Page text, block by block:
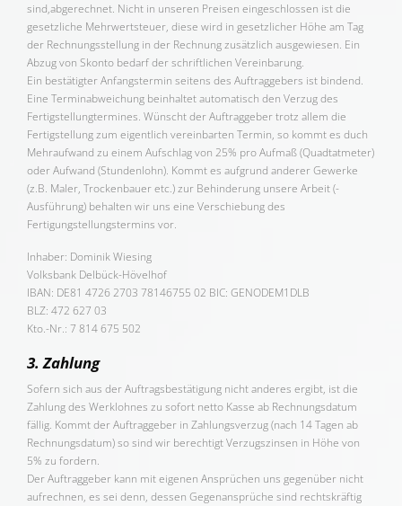
sind,abgerechnet. Nicht in unseren Preisen eingeschlossen ist die
gesetzliche Mehrwertsteuer, diese wird in gesetzlicher Höhe am Tag
der Rechnungsstellung in der Rechnung zusätzlich ausgewiesen. Ein
Abzug von Skonto bedarf der schriftlichen Vereinbarung.
Ein bestätigter Anfangstermin seitens des Auftraggebers ist bindend.
Eine Terminabweichung beinhaltet automatisch den Verzug des
Fertigstellungtermines. Wünscht der Auftraggeber trotz allem die
Fertigstellung zum eigentlich vereinbarten Termin, so kommt es duch
Mehraufwand zu einem Aufschlag von 25% pro Aufmaß (Quadtatmeter)
oder Aufwand (Stundenlohn). Kommt es aufgrund anderer Gewerke
(z.B. Maler, Trockenbauer etc.) zur Behinderung unsere Arbeit (-
Ausführung) behalten wir uns eine Verschiebung des
Fertigungstellungstermins vor.
Inhaber: Dominik Wiesing
Volksbank Delbück-Hövelhof
IBAN: DE81 4726 2703 78146755 02 BIC: GENODEM1DLB
BLZ: 472 627 03
Kto.-Nr.: 7 814 675 502
3. Zahlung
Sofern sich aus der Auftragsbestätigung nicht anderes ergibt, ist die
Zahlung des Werklohnes zu sofort netto Kasse ab Rechnungsdatum
fällig. Kommt der Auftraggeber in Zahlungsverzug (nach 14 Tagen ab
Rechnungsdatum) so sind wir berechtigt Verzugszinsen in Höhe von
5% zu fordern.
Der Auftraggeber kann mit eigenen Ansprüchen uns gegenüber nicht
aufrechnen, es sei denn, dessen Gegenansprüche sind rechtskräftig